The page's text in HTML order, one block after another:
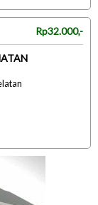
Rp32.000,-